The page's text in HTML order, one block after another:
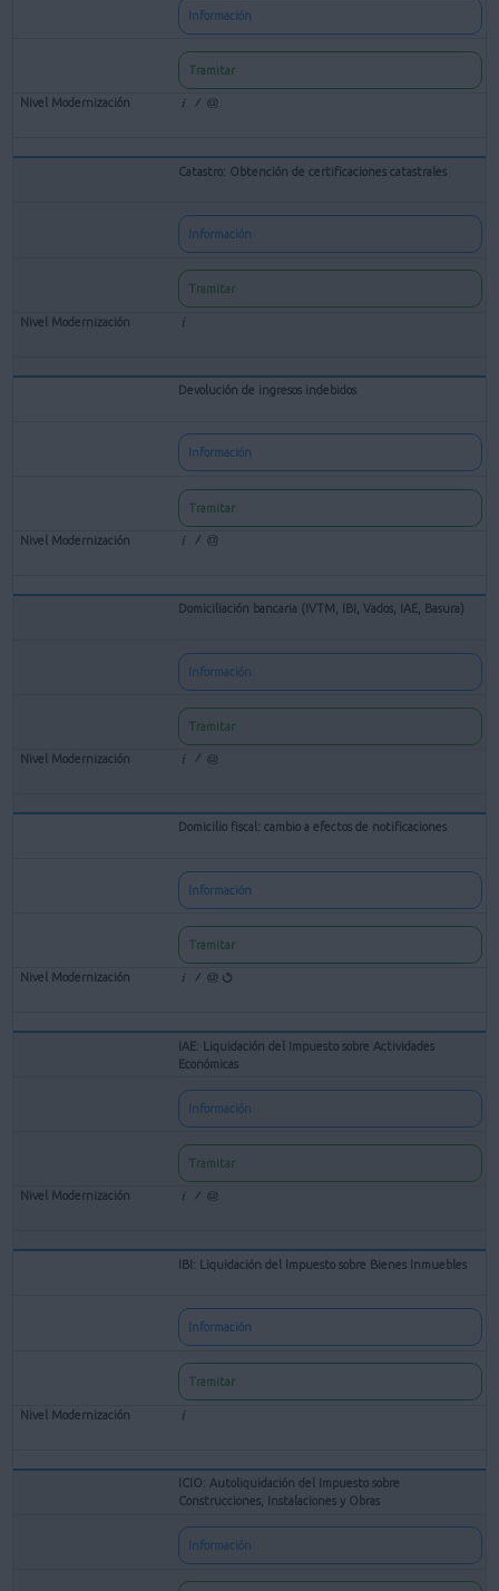
Información
Tramitar
Catastro: Obtención de certificaciones catastrales
Información
Tramitar
Devolución de ingresos indebidos
Información
Tramitar
Domiciliación bancaria (IVTM, IBI, Vados, IAE, Basura)
Información
Tramitar
Domicilio fiscal: cambio a efectos de notificaciones
Información
Tramitar
IAE: Liquidación del Impuesto sobre Actividades
Económicas
Información
Tramitar
IBI: Liquidación del Impuesto sobre Bienes Inmuebles
Información
Tramitar
ICIO: Autoliquidación del Impuesto sobre
Construcciones, Instalaciones y Obras
Información